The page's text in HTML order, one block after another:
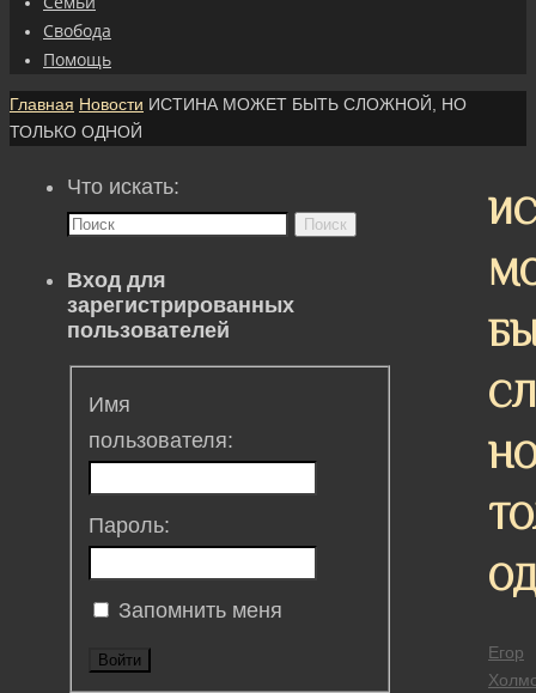
Свобода
Помощь
Главная Новости ИСТИНА МОЖЕТ БЫТЬ СЛОЖНОЙ, НО
ТОЛЬКО ОДНОЙ
Егор
Что искать:
Поиск
Вход для
зарегистрированных
пользователей
Имя
пользователя:
Пароль:
Запомнить меня
Войти